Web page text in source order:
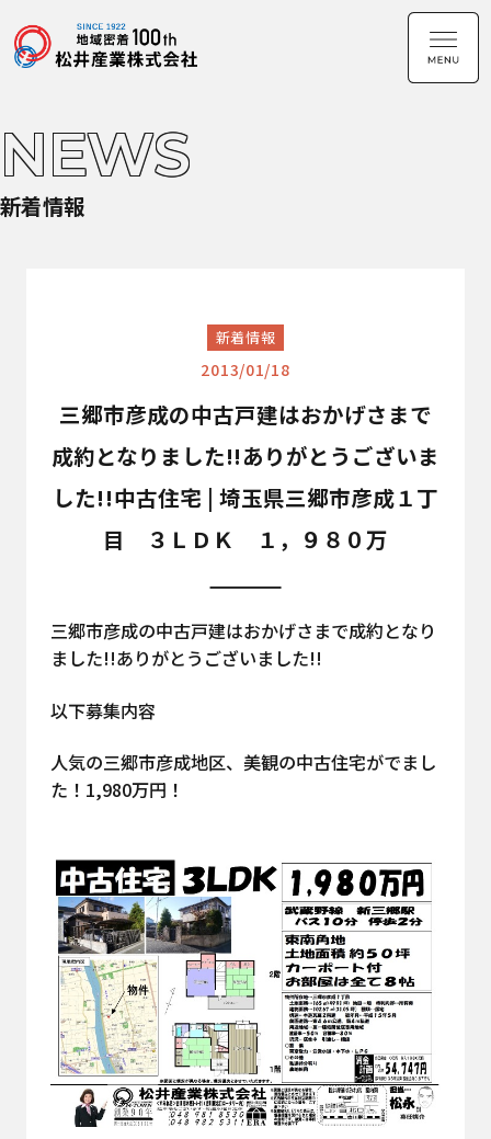
NEWS
新着情報
新着情報
2013/01/18
三郷市彦成の中古戸建はおかげさまで
成約となりました!!ありがとうございま
した!!中古住宅 | 埼玉県三郷市彦成１丁
目 ３ＬＤＫ １，９８０万
三郷市彦成の中古戸建はおかげさまで成約となり
ました!!ありがとうございました!!
以下募集内容
人気の三郷市彦成地区、美観の中古住宅がでまし
た！1,980万円！